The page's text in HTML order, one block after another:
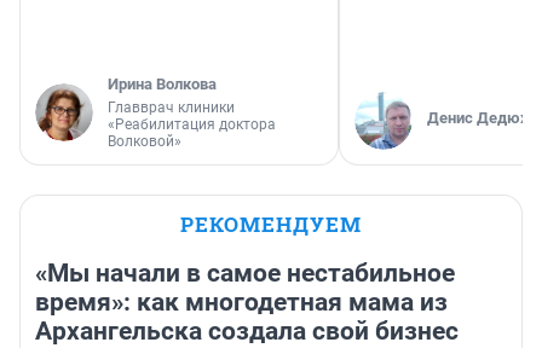
Ирина Волкова
Главврач клиники
«Реабилитация доктора
Волковой»
Денис
РЕКОМЕНДУЕМ
«Мы начали в самое нестабильное
время»: как многодетная мама из
Архангельска создала свой бизнес